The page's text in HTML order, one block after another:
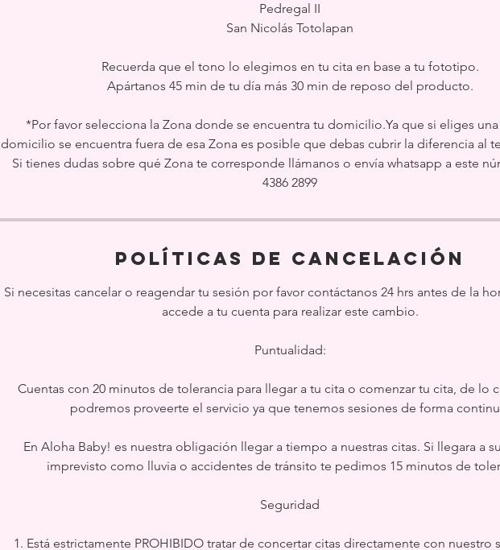
Pedregal II
San Nicolás Totolapan
Recuerda que el tono lo elegimos en tu cita en base a tu fototipo.
Apártanos 45 min de tu día más 30 min de reposo del producto.
*Por favor selecciona la Zona donde se encuentra tu domicilio.Ya que si eliges una
domicilio se encuentra fuera de esa Zona es posible que debas cubrir la diferencia al
Si tienes dudas sobre qué Zona te corresponde llámanos o envía whatsapp a este
4386 2899‬
Políticas de Cancelación
Si necesitas cancelar o reagendar tu sesión por favor contáctanos 24 hrs antes de la
accede a tu cuenta para realizar este cambio.
Puntualidad:
Cuentas con 20 minutos de tolerancia para llegar a tu cita o comenzar tu cita, de lo
podremos proveerte el servicio ya que tenemos sesiones de forma
En Aloha Baby! es nuestra obligación llegar a tiempo a nuestras citas. Si llegara a
imprevisto como lluvia o accidentes de tránsito te pedimos 15 minutos de
Seguridad
1. Está estrictamente PROHIBIDO tratar de concertar citas directamente con nuestro